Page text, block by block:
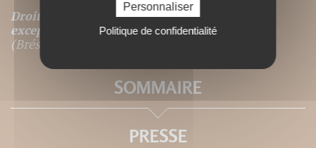
Droits de traduction disponibles pour ce titre,
excepté
pour les langues suivantes : portugais
(Brésil), italien.
SOMMAIRE
PRESSE
Personnaliser
Politique de confidentialité